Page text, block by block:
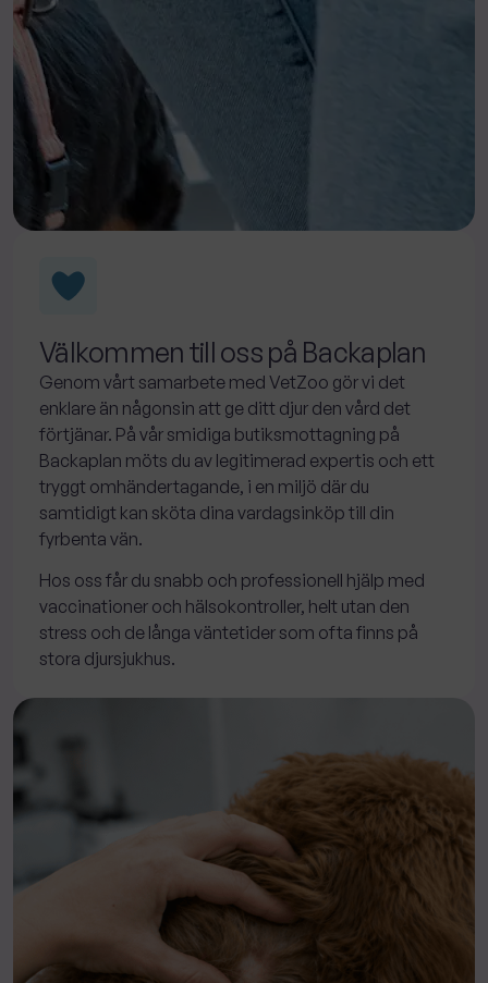
Välkommen till oss på Backaplan
Genom vårt samarbete med VetZoo gör vi det
enklare än någonsin att ge ditt djur den vård det
förtjänar. På vår smidiga butiksmottagning på
Backaplan möts du av legitimerad expertis och ett
tryggt omhändertagande, i en miljö där du
samtidigt kan sköta dina vardagsinköp till din
fyrbenta vän.
Hos oss får du snabb och professionell hjälp med
vaccinationer och hälsokontroller, helt utan den
stress och de långa väntetider som ofta finns på
stora djursjukhus.